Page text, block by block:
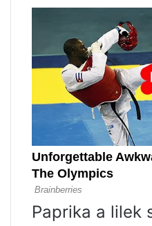
Paprika a lilek